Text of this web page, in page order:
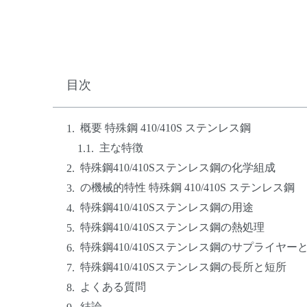
目次
概要 特殊鋼 410/410S ステンレス鋼
主な特徴
特殊鋼410/410Sステンレス鋼の化学組成
の機械的特性 特殊鋼 410/410S ステンレス鋼
特殊鋼410/410Sステンレス鋼の用途
特殊鋼410/410Sステンレス鋼の熱処理
特殊鋼410/410Sステンレス鋼のサプライヤー
特殊鋼410/410Sステンレス鋼の長所と短所
よくある質問